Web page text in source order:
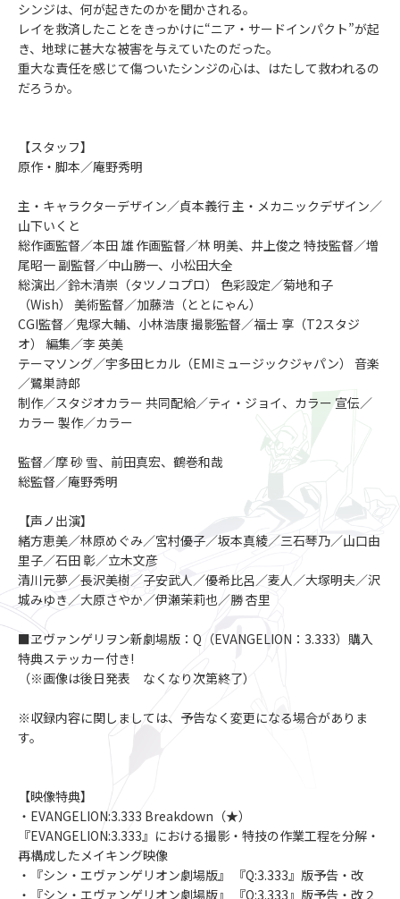
シンジは、何が起きたのかを聞かされる。
レイを救済したことをきっかけに“ニア・サードインパクト”が起
き、地球に甚大な被害を与えていたのだった。
重大な責任を感じて傷ついたシンジの心は、はたして救われるの
だろうか。
【スタッフ】
原作・脚本／庵野秀明
主・キャラクターデザイン／貞本義行 主・メカニックデザイン／
山下いくと
総作画監督／本田 雄 作画監督／林 明美、井上俊之 特技監督／増
尾昭一 副監督／中山勝一、小松田大全
総演出／鈴木清崇（タツノコプロ） 色彩設定／菊地和子
（Wish） 美術監督／加藤浩（ととにゃん）
CGI監督／鬼塚大輔、小林浩康 撮影監督／福士 享（T2スタジ
オ） 編集／李 英美
テーマソング／宇多田ヒカル（EMIミュージックジャパン） 音楽
／鷺巣詩郎
制作／スタジオカラー 共同配給／ティ・ジョイ、カラー 宣伝／
カラー 製作／カラー
監督／摩 砂 雪、前田真宏、鶴巻和哉
総監督／庵野秀明
【声ノ出演】
緒方恵美／林原めぐみ／宮村優子／坂本真綾／三石琴乃／山口由
里子／石田 彰／立木文彦
清川元夢／長沢美樹／子安武人／優希比呂／麦人／大塚明夫／沢
城みゆき／大原さやか／伊瀬茉莉也／勝 杏里
■ヱヴァンゲリヲン新劇場版：Q（EVANGELION：3.333）購入
特典ステッカー付き!
（※画像は後日発表 なくなり次第終了）
※収録内容に関しましては、予告なく変更になる場合がありま
す。
【映像特典】
・EVANGELION:3.333 Breakdown（★）
『EVANGELION:3.333』における撮影・特技の作業工程を分解・
再構成したメイキング映像
・『シン・エヴァンゲリオン劇場版』 『Q:3.333』版予告・改
・『シン・エヴァンゲリオン劇場版』 『Q:3.333』版予告・改２